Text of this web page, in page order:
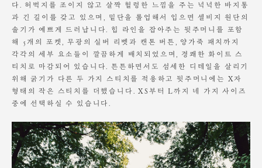
소비자의 부주의로 인한 제품 훼손 및 세탁 잘못으로 인한
변형에 대해서는 보상의 책임을 지지 않습니다.
다. 허벅지를 조이지 않고 살짝 헐렁한 느낌을 주는 넉넉한 바지통
과 긴 길이를 갖고 있으며, 밑단을 롤업해서 입으면 셀비지 원단의
솔기가 예쁘게 드러납니다. 힙 라인을 잡아주는 뒷주머니를 포함
해 5개의 포켓, 무광의 실버 리벳과 캔톤 버튼, 양가죽 패치까지
각각의 세부 요소들이 깔끔하게 배치되었으며, 경쾌한 화이트 스
티치로 마감되어 있습니다. 튼튼하면서도 섬세한 디테일을 살리기
위해 굵기가 다른 두 가지 스티치를 적용하고 뒷주머니에는 X자
형태의 작은 스티치를 더했습니다. XS부터 L까지 네 가지 사이즈
중에 선택하실 수 있습니다.